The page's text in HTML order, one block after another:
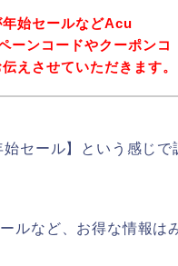
始セールなどAcu
ーンコードやクーポンコ
えさせていただきます。
セール】という感じで
ルなど、お得な情報は